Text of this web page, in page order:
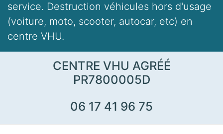
service. Destruction véhicules hors d'usage
(voiture, moto, scooter, autocar, etc) en
centre VHU.
CENTRE VHU AGRÉÉ
PR7800005D
06 17 41 96 75